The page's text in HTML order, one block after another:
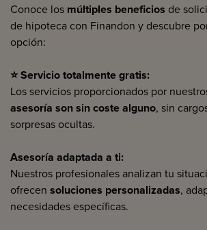
Conoce los múltiples beneficios de
de hipoteca con Finandon y descubre
opción:
⭐Servicio totalmente gratis:
Los servicios proporcionados por
asesoría son sin coste alguno, sin
sorpresas ocultas.
Asesoría adaptada a ti:
Nuestros profesionales analizan tu
ofrecen soluciones personalizadas,
necesidades específicas.